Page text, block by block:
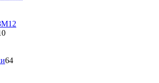
12
64